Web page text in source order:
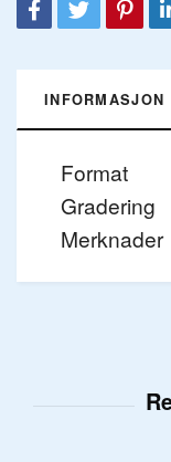
INFORMASJON
Format
Gradering
Merknader